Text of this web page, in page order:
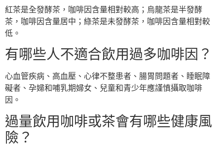
紅茶是全發酵茶，咖啡因含量相對較高；烏龍茶是半發酵
茶，咖啡因含量居中；綠茶是未發酵茶，咖啡因含量相對較
低。
有哪些人不適合飲用過多咖啡因？
心血管疾病、高血壓、心律不整患者、腸胃問題者、睡眠障
礙者、孕婦和哺乳期婦女、兒童和青少年應謹慎攝取咖啡
因。
過量飲用咖啡或茶會有哪些健康風
險？